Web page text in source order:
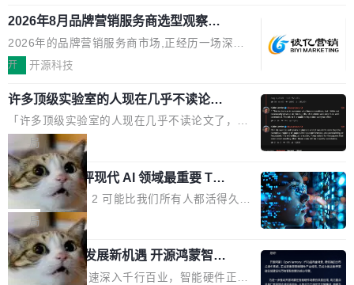
想快速了解背景 解释 让 AI 解释选中文本 读到
费解...
要。但用久了你会发现，它们本质上都是同一类
东西：一个带网页上下文的聊天框。 它们能读取
页面的文本，然后把文本丢给大模型，再返回一
段回答。仅此而已。 这当然有用，但总觉得差点
意思。比如我在一个后台管理系统里，需要填50
个表单字段，每个字段还有联动逻辑；比如我
想...
电源专为发烧级DIY主机与本地AI算力平台打
造，整机长度仅16厘米，提供1600W额定功率
与80PLUS钛金能效；支持ATX 3.1与PCIe 5.1
规范，结合服务器级元件、完善供电线材与内置
实时LCD监控屏，可充分满足当下高阶PC主机
的严苛使用需求。 澎湃功率，紧凑机身 钛金雕1
600PG5 AI TOP具备强悍输出功率，同时实现
机身尺寸大幅精简。整机长度仅16厘米，属于同
功率段机身尺寸十分紧凑的1600W电源产品。小
巧机身有效提升市面主流标准A...
2026年8月品牌营销服务商选型观察：
从流量思维到品牌资产思维的范式转移
2026年的品牌营销服务商市场,正经历一场深刻
的价值重构。全球全案品牌代理机构市场从2025
复合增长率达5.44%,预计2032年将突破120亿美
元。数字广告与公共关系相关服务市场更是从20
25年的8463亿美元扩张至2026年的8763亿美
元。数字的背后是一个清晰的事实——品牌对专
业化营销服务的需求从未如此迫切。 但市场扩容
的同时,服务商的竞争逻辑正在改变。2026年Top
Agency年度合辑的观察指出,“产品”这个离消费
者最近的载体,在整个品牌营销层面的权重显著变
高了。全域营销服务商的竞争正在从规模转向深
度,案例厚度、全域覆盖、多线协同...
开 开源科技
许多顶级实验室的人现在几乎不读论文
了
「许多顶级实验室的人现在几乎不读论文了，而
且他们认为 ICLR/ICML/NeurIPS 充斥着大量过
度宣传和欺诈。」 OpenAI 研究员 Keller Jorda
n 这条推文引发了广泛讨论。他不是在说风凉
话，他是说出了一个圈内人尽皆知但很少公开捅
破的事实。 Jordan 随后补充了一句软化声明：
「我不认为这些会议上大部分论文都在过度宣传
或造假。问题是，作为读者，如果你筛选出那些
看起来最令人兴奋的论文，那它们大部分都是过
局
xAI 前工程师评现代 AI 领域最重要 Top
3 开源项目
Flash Attention 2 可能比我们所有人都活得久。
这句话不是来自某个技术博客，而是出自 Hieu
Pham 的一条推文。Hieu Pham 是谁？他是 xAI
的早期工程师之一，在 Grok 训练基础设施团队
工作过。近日他在 X 上发了一条帖子，列出了他
局
共商智能硬件发展新机遇 开源鸿蒙智能
硬件开发者日杭州站即将举行
随着万物智联加速深入千行百业，智能硬件正从